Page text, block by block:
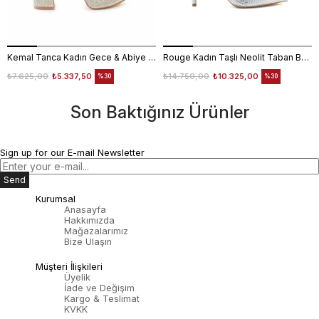
Kemal Tanca Kadın Gece & Abiye Ayakkabı 4360
₺5.337,50
₺7.625,00 %30
Rouge Kadın Taşlı Neolit Taban Beyaz Süet Gece & Abiye Ayakkabı
₺10.325,00
₺14.750,00 %30
Son Baktığınız Ürünler
Sign up for our E-mail Newsletter
Send
Kurumsal
Anasayfa
Hakkımızda
Mağazalarımız
Bize Ulaşın
Müşteri İlişkileri
Üyelik
İade ve Değişim
Kargo & Teslimat
KVKK